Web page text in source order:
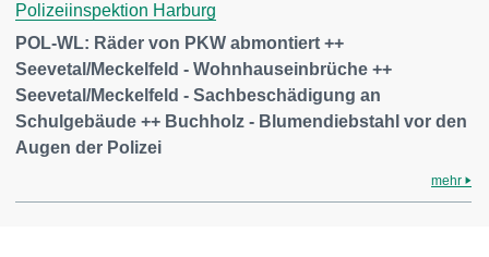
Polizeiinspektion Harburg
POL-WL: Räder von PKW abmontiert ++
Seevetal/Meckelfeld - Wohnhauseinbrüche ++
Seevetal/Meckelfeld - Sachbeschädigung an
Schulgebäude ++ Buchholz - Blumendiebstahl vor den
Augen der Polizei
mehr